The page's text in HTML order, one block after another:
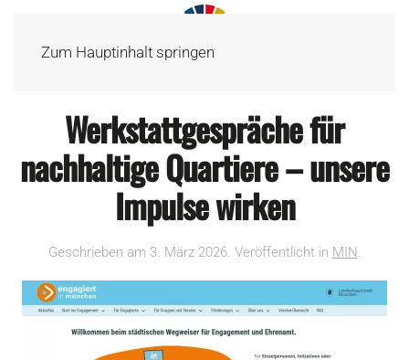
Zum Hauptinhalt springen
Werkstattgespräche für
nachhaltige Quartiere – unsere
Impulse wirken
Geschrieben am 3. März 2026. Veröffentlicht in MIN.